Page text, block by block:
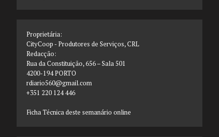
Proprietária:
CityCoop - Produtores de Serviços, CRL
Redacção:
Rua da Constituição, 656 – Sala 501
4200-194 PORTO
rdiario560@gmail.com
+351 220 124 446
Ficha Técnica deste semanário online